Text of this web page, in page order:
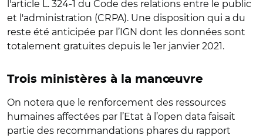
l'article L. 324-1 du Code des relations entre le public
et l'administration (CRPA). Une disposition qui a du
reste été anticipée par l’IGN dont les données sont
totalement gratuites depuis le 1er janvier 2021.
Trois ministères à la manœuvre
On notera que le renforcement des ressources
humaines affectées par l’Etat à l’open data faisait
partie des recommandations phares du rapport